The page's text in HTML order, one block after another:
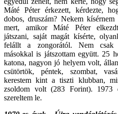
Máté Péter érkezett, kérdezte,
dobos, druszám? Nekem
mert, amikor Máté Péter
játszani, saját magát kísérte,
felállt a zongorától. Nem csak
másokkal is játszottam együtt. 25
katona, nagyon jó helyem volt,
csütörtök, péntek, szombat,
kerestem kint a tiszti klubban,
zsoldom volt (283 Forint). 1973
szereltem le.